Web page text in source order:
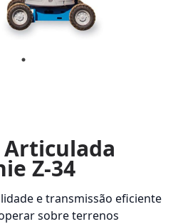
Z-34
e transmissão eficiente
sobre terrenos